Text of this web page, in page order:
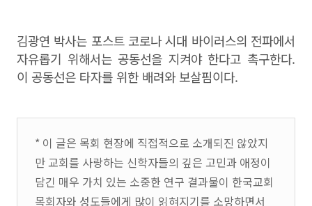
김광연 박사는 포스트 코로나 시대 바이러스의 전파에서
자유롭기 위해서는 공동선을 지켜야 한다고 촉구한다.
이 공동선은 타자를 위한 배려와 보살핌이다.
* 이 글은 목회 현장에 직접적으로 소개되진 않았지
만 교회를 사랑하는 신학자들의 깊은 고민과 애정이
담긴 매우 가치 있는 소중한 연구 결과물이 한국교회
목회자와 성도들에게 많이 읽혀지기를 소망하면서